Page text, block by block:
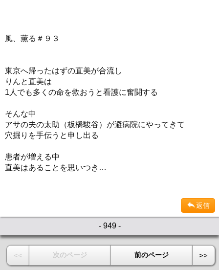
風、薫る＃９３
東京へ帰ったはずの直美が合流し
りんと直美は
1人でも多くの命を救おうと看護に奮闘する
そんな中
アサの夫の太助（板橋駿谷）が避病院にやってきて
穴掘りを手伝うと申し出る
患者が増える中
直美はあることを思いつき…
返信
- 949 -
<< 次のページ 前のページ >>